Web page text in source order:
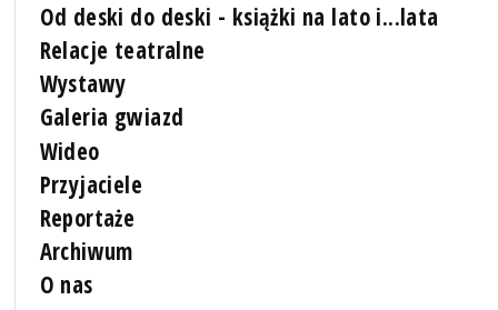
Od deski do deski - książki na lato i...lata
Relacje teatralne
Wystawy
Galeria gwiazd
Wideo
Przyjaciele
Reportaże
Archiwum
O nas